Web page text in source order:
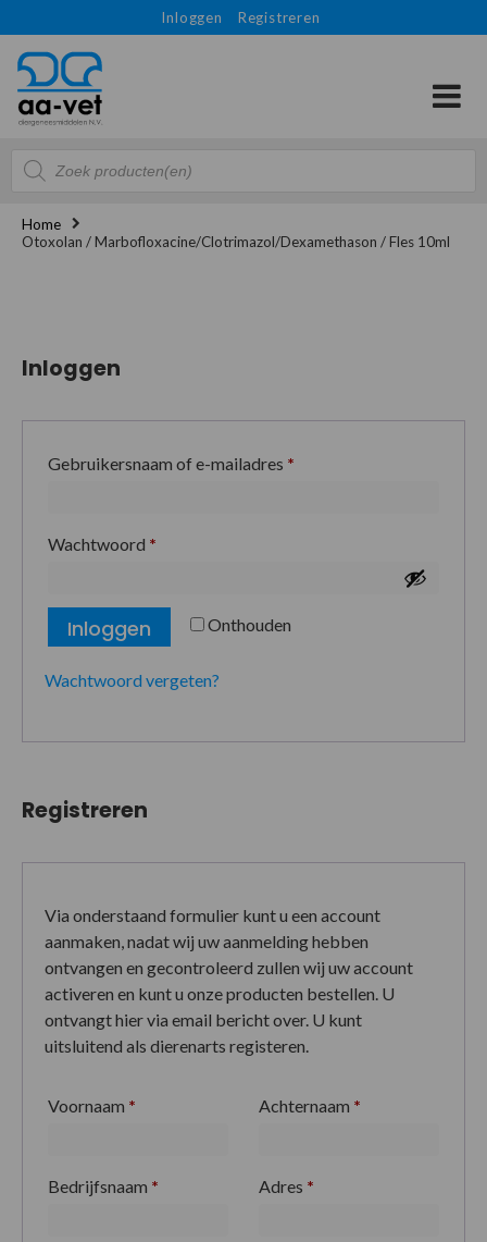
Inloggen Registreren
Producten
zoeken
Home
Otoxolan / Marbofloxacine/Clotrimazol/Dexamethason / Fles 10ml
Inloggen
Gebruikersnaam of e-mailadres *
Wachtwoord *
Onthouden
Inloggen
Wachtwoord vergeten?
Registreren
Via onderstaand formulier kunt u een account
aanmaken, nadat wij uw aanmelding hebben
ontvangen en gecontroleerd zullen wij uw account
activeren en kunt u onze producten bestellen. U
ontvangt hier via email bericht over. U kunt
uitsluitend als dierenarts registeren.
Voornaam * Achternaam *
Bedrijfsnaam * Adres *